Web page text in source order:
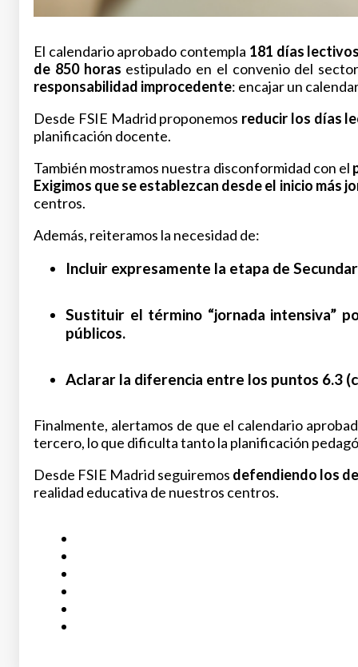
El calendario aprobado contempla 181 días
de 850 horas estipulado en el convenio del
responsabilidad improcedente: encajar un
Desde FSIE Madrid proponemos reducir los días
planificación docente.
También mostramos nuestra disconformidad con el
Exigimos que se establezcan desde el inicio más
centros.
Además, reiteramos la necesidad de:
Incluir expresamente la etapa de
Sustituir el término “jornada intensiva”
públicos.
Aclarar la diferencia entre los puntos 6.3
Finalmente, alertamos de que el calendario
tercero, lo que dificulta tanto la planificación
Desde FSIE Madrid seguiremos defendiendo los
realidad educativa de nuestros centros.